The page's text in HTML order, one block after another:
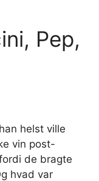
Pep,
helst ville
vin post-
de bragte
hvad var